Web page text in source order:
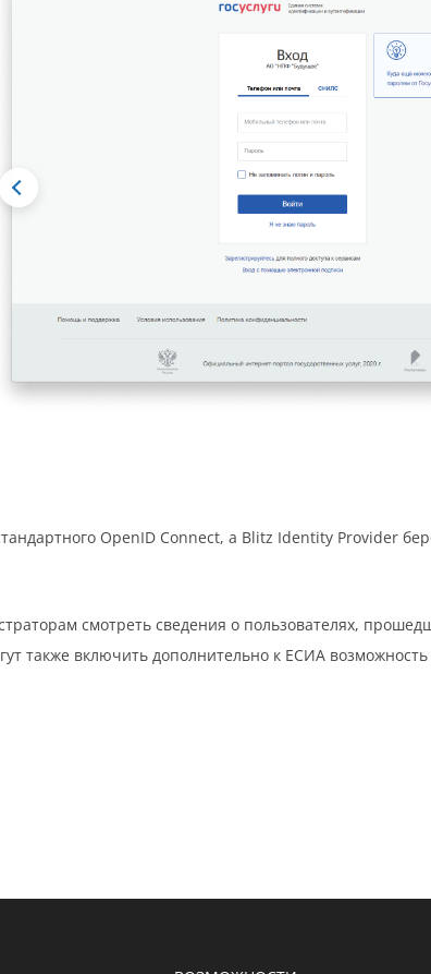
OpenID Connect, а Blitz Identity Provider
смотреть сведения о пользователях,
также включить дополнительно к ЕСИА возможность